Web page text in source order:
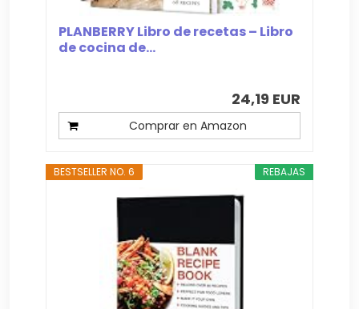
PLANBERRY Libro de recetas – Libro
de cocina de...
24,19 EUR
Comprar en Amazon
REBAJAS
BESTSELLER NO. 6